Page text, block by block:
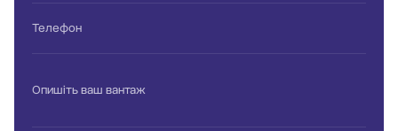
Телефон
Опишіть ваш вантаж